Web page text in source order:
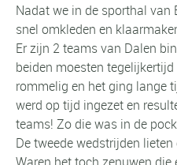
Nadat we in de sporthal van
snel omkleden en
Er zijn 2 teams van Dalen
beiden moesten
rommelig en het ging lange
werd op tijd ingezet en
teams! Zo die was in de
De tweede wedstrijden